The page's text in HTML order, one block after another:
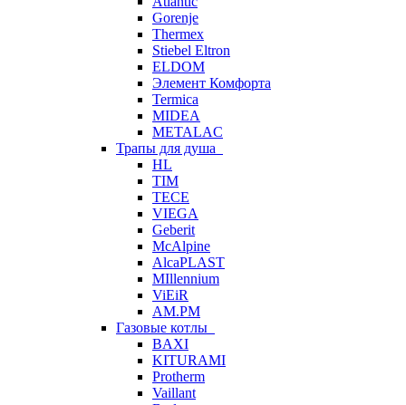
Gorenje
Thermex
Stiebel Eltron
ELDOM
Элемент Комфорта
Termica
MIDEA
METALAC
Трапы для душа
HL
TIM
TECE
VIEGA
Geberit
McAlpine
AlcaPLAST
MIllennium
ViEiR
AM.PM
Газовые котлы
BAXI
KITURAMI
Protherm
Vaillant